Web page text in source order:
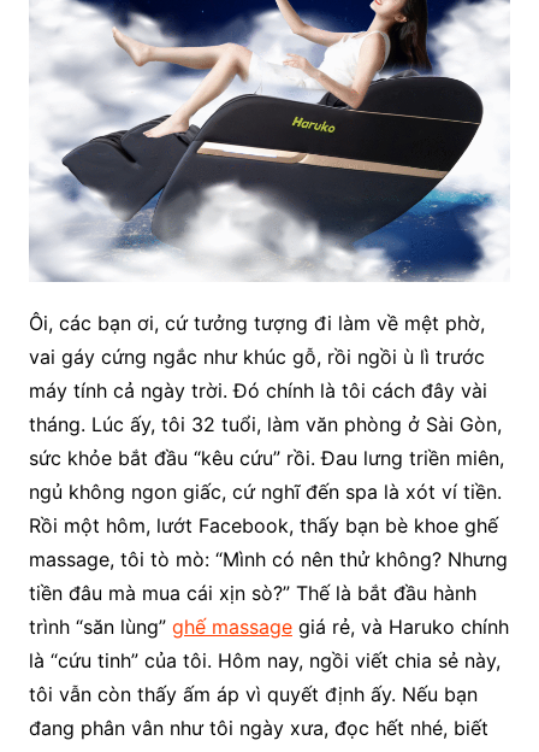
Ôi, các bạn ơi, cứ tưởng tượng đi làm về mệt phờ,
vai gáy cứng ngắc như khúc gỗ, rồi ngồi ù lì trước
máy tính cả ngày trời. Đó chính là tôi cách đây vài
tháng. Lúc ấy, tôi 32 tuổi, làm văn phòng ở Sài Gòn,
sức khỏe bắt đầu “kêu cứu” rồi. Đau lưng triền miên,
ngủ không ngon giấc, cứ nghĩ đến spa là xót ví tiền.
Rồi một hôm, lướt Facebook, thấy bạn bè khoe ghế
massage, tôi tò mò: “Mình có nên thử không? Nhưng
tiền đâu mà mua cái xịn sò?” Thế là bắt đầu hành
trình “săn lùng” ghế massagegiá rẻ, và Haruko chính
là “cứu tinh” của tôi. Hôm nay, ngồi viết chia sẻ này,
tôi vẫn còn thấy ấm áp vì quyết định ấy. Nếu bạn
đang phân vân như tôi ngày xưa, đọc hết nhé, biết